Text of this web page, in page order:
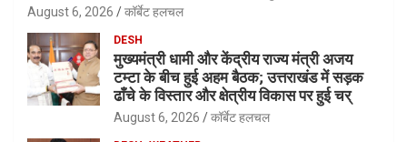
August 6, 2026 कॉर्बेट हलचल
DESH
मुख्यमंत्री धामी और केंद्रीय राज्य मंत्री अजय
टम्टा के बीच हुई अहम बैठक; उत्तराखंड में सड़क
ढाँचे के विस्तार और क्षेत्रीय विकास पर हुई चर्
August 6, 2026 कॉर्बेट हलचल